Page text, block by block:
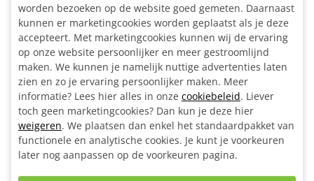
Inclusief:
Alle materialen op maat gezaagd
4x 3-weg hoekstuk zwart vrk 40 mm
6x T-stuk kort zwart vrk 40 mm
10x Enkele bevestigingslip uitwendig zwart Ø 42,4 mm
4x Voetplaat zwart vrk 40 mm
1x Inbussleutel voor buiskoppeling Ø 42,4 - Ø 48,3 - Ø
60,3 mm
Bouwtekening
worden bezoeken op de website goed gemeten. Daarnaast
kunnen er marketingcookies worden geplaatst als je deze
accepteert. Met marketingcookies kunnen wij de ervaring
op onze website persoonlijker en meer gestroomlijnd
maken. We kunnen je namelijk nuttige advertenties laten
zien en zo je ervaring persoonlijker maken. Meer
informatie? Lees hier alles in onze cookiebeleid. Liever
toch geen marketingcookies? Dan kun je deze hier
weigeren. We plaatsen dan enkel het standaardpakket van
functionele en analytische cookies. Je kunt je voorkeuren
later nog aanpassen op de voorkeuren pagina.